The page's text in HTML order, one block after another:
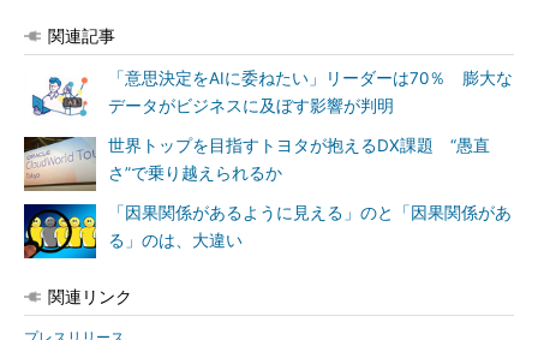
関連記事
「意思決定をAIに委ねたい」リーダーは70％ 膨大な
データがビジネスに及ぼす影響が判明
世界トップを目指すトヨタが抱えるDX課題 “愚直
さ”で乗り越えられるか
「因果関係があるように見える」のと「因果関係があ
る」のは、大違い
関連リンク